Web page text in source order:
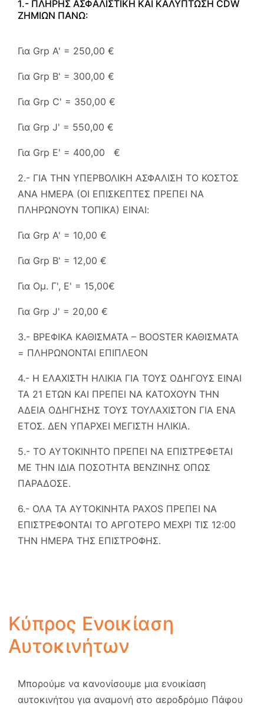
1.- ΠΛΗΡΗΣ ΑΣΦΑΛΙΣΤΙΚΗ ΚΑΙ ΚΑΛΥΠΤΩΣΗ CDW
ΖΗΜΙΩΝ ΠΑΝΩ:
Για Grp A' = 250,00 €
Για Grp B' = 300,00 €
Για Grp C' = 350,00 €
Για Grp J' = 550,00 €
Για Grp E' = 400,00 €
2.- ΓΙΑ ΤΗΝ ΥΠΕΡΒΟΛΙΚΗ ΑΣΦΑΛΙΣΗ ΤΟ ΚΟΣΤΟΣ
ΑΝΑ ΗΜΕΡΑ (ΟΙ ΕΠΙΣΚΕΠΤΕΣ ΠΡΕΠΕΙ ΝΑ
ΠΛΗΡΩΝΟΥΝ ΤΟΠΙΚΑ) ΕΙΝΑΙ:
Για Grp A' = 10,00 €
Για Grp B' = 12,00 €
Για Ομ. Γ', Ε' = 15,00€
Για Grp J' = 20,00 €
3.- ΒΡΕΦΙΚΑ ΚΑΘΙΣΜΑΤΑ – BOOSTER ΚΑΘΙΣΜΑΤΑ
= ΠΛΗΡΩΝΟΝΤΑΙ ΕΠΙΠΛΕΟΝ
4.- Η ΕΛΑΧΙΣΤΗ ΗΛΙΚΙΑ ΓΙΑ ΤΟΥΣ ΟΔΗΓΟΥΣ ΕΙΝΑΙ
ΤΑ 21 ΕΤΩΝ ΚΑΙ ΠΡΕΠΕΙ ΝΑ ΚΑΤΟΧΟΥΝ ΤΗΝ
ΑΔΕΙΑ ΟΔΗΓΗΣΗΣ ΤΟΥΣ ΤΟΥΛΑΧΙΣΤΟΝ ΓΙΑ ΕΝΑ
ΕΤΟΣ. ΔΕΝ ΥΠΑΡΧΕΙ ΜΕΓΙΣΤΗ ΗΛΙΚΙΑ.
5.- ΤΟ ΑΥΤΟΚΙΝΗΤΟ ΠΡΕΠΕΙ ΝΑ ΕΠΙΣΤΡΕΦΕΤΑΙ
ΜΕ ΤΗΝ ΙΔΙΑ ΠΟΣΟΤΗΤΑ ΒΕΝΖΙΝΗΣ ΟΠΩΣ
ΠΑΡΑΔΟΣΕ.
6.- ΟΛΑ ΤΑ ΑΥΤΟΚΙΝΗΤΑ PAXOS ΠΡΕΠΕΙ ΝΑ
ΕΠΙΣΤΡΕΦΟΝΤΑΙ ΤΟ ΑΡΓΟΤΕΡΟ ΜΕΧΡΙ ΤΙΣ 12:00
ΤΗΝ ΗΜΕΡΑ ΤΗΣ ΕΠΙΣΤΡΟΦΗΣ.
Κύπρος Ενοικίαση
Αυτοκινήτων
Μπορούμε να κανονίσουμε μια ενοικίαση
αυτοκινήτου για αναμονή στο αεροδρόμιο Πάφου